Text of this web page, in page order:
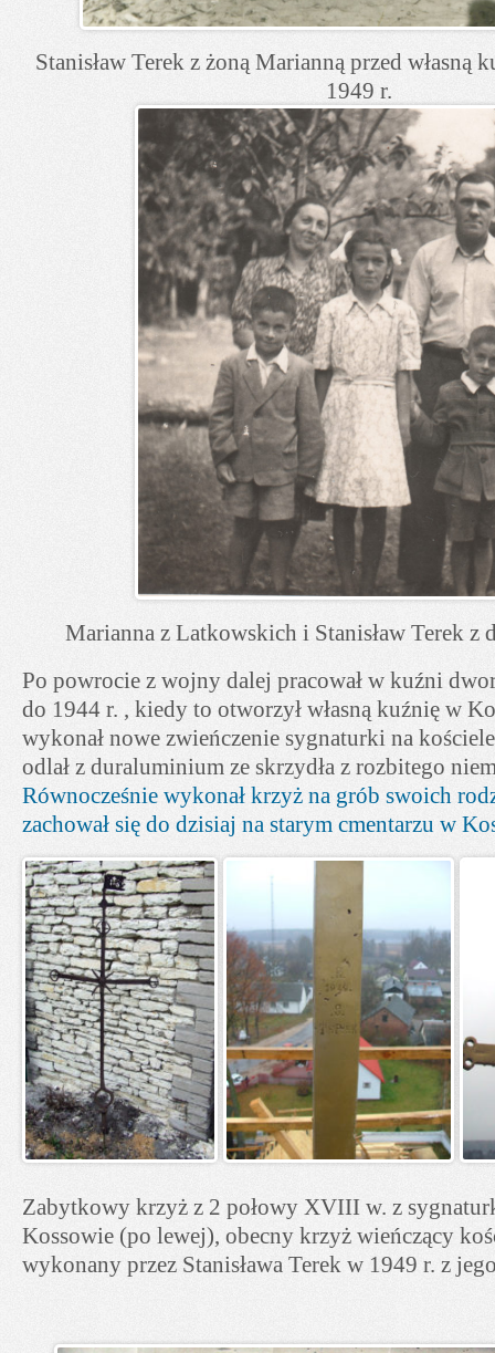
Stanisław Terek z żoną Marianną przed własną
1949 r.
Marianna z Latkowskich i Stanisław Terek z
Po powrocie z wojny dalej pracował w kuźni
do 1944 r. , kiedy to otworzył własną kuźnię w
wykonał nowe zwieńczenie sygnaturki na
odlał z duraluminium ze skrzydła z rozbitego
Równocześnie wykonał krzyż na grób swoich
zachował się do dzisiaj na starym cmentarzu w
Zabytkowy krzyż z 2 połowy XVIII w. z
Kossowie (po lewej), obecny krzyż wieńczący
wykonany przez Stanisława Terek w 1949 r. z